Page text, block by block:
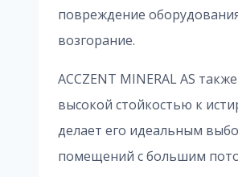
повреждение
возгорание.
ACCZENT MINERAL AS
высокой стойкостью к
делает его идеальным
помещений с большим